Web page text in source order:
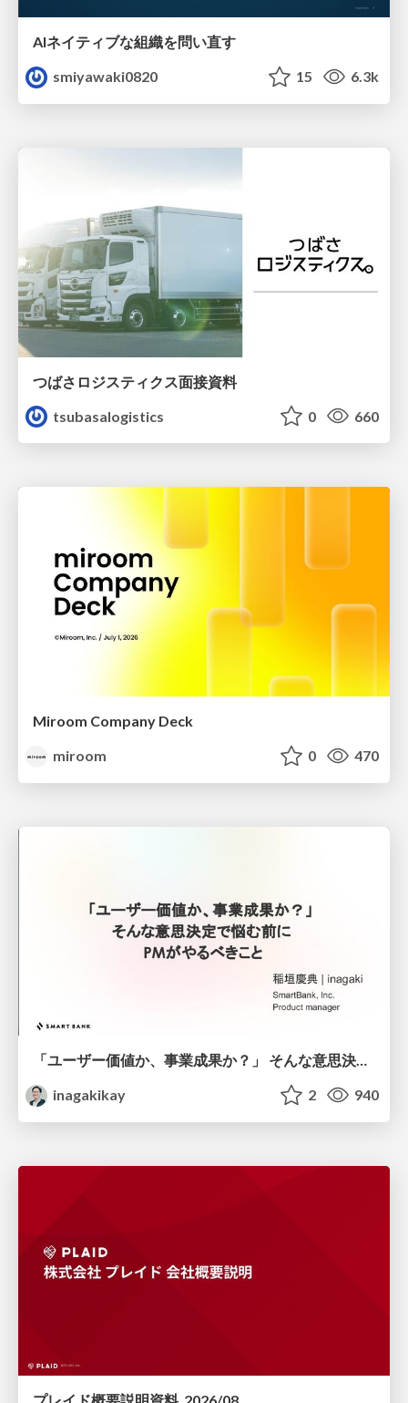
AIネイティブな組織を問い直す
smiyawaki0820
15 6.3k
つばさロジスティクス面接資料
tsubasalogistics
0 660
Miroom Company Deck
miroom
0 470
「ユーザー価値か、事業成果か？」 そんな意思決定で悩む前に PMがやるべきこと
inagakikay
2 940